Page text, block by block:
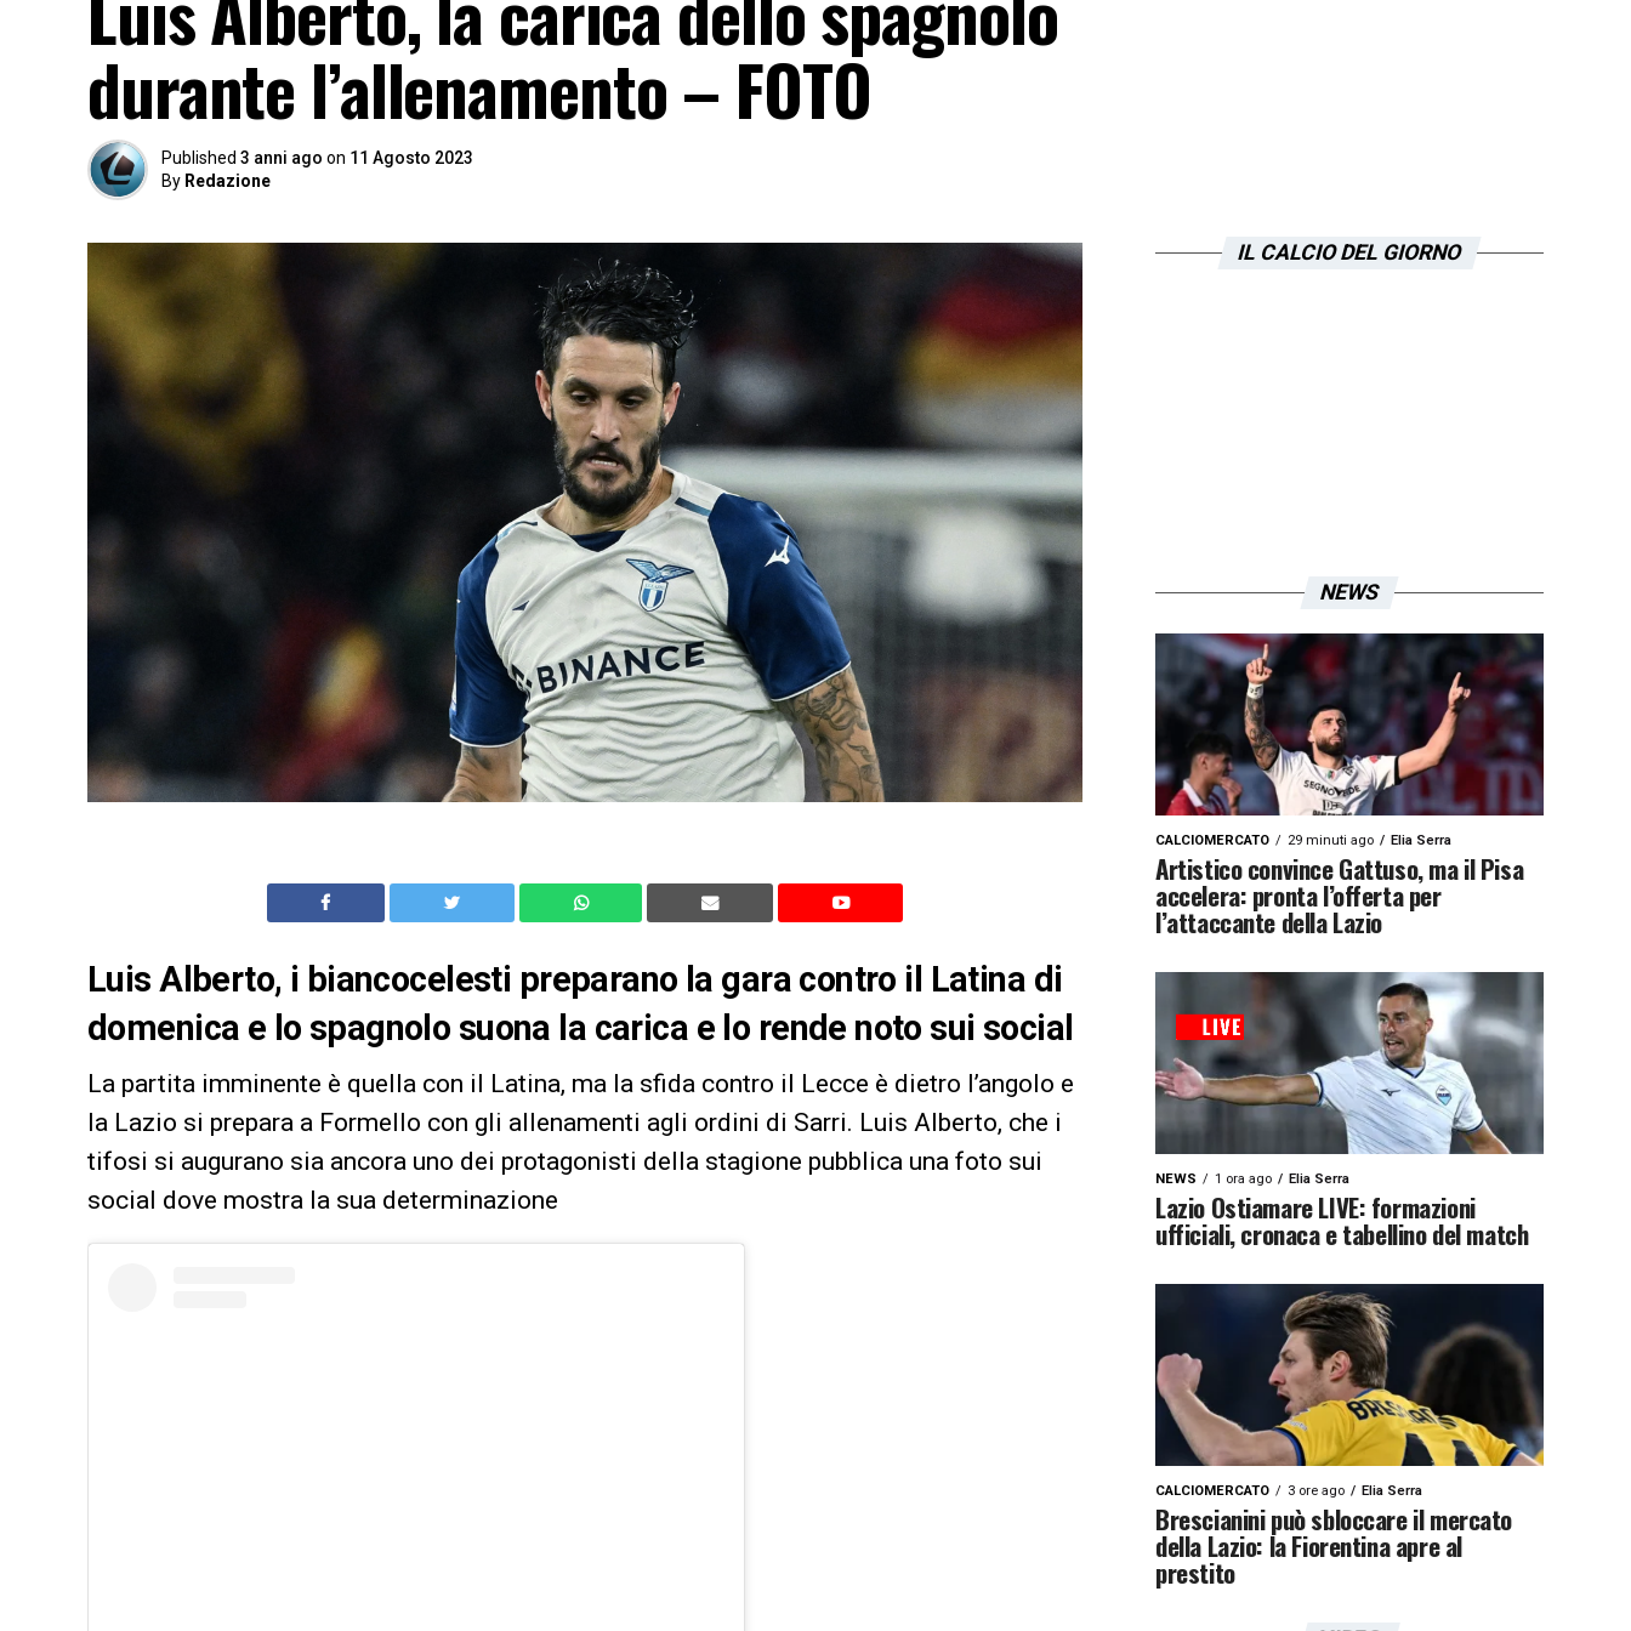
durante l’allenamento – FOTO
Published 3 anni ago on 11 Agosto 2023
By Redazione
Luis Alberto, i biancocelesti preparano la gara contro il Latina di
domenica e lo spagnolo suona la carica e lo rende noto sui social
La partita imminente è quella con il Latina, ma la sfida contro il Lecce è dietro l’angolo e
la Lazio si prepara a Formello con gli allenamenti agli ordini di Sarri. Luis Alberto, che i
tifosi si augurano sia ancora uno dei protagonisti della stagione pubblica una foto sui
social dove mostra la sua determinazione
IL CALCIO DEL GIORNO
NEWS
CALCIOMERCATO 29 minuti ago Elia Serra
Artistico convince Gattuso, ma il Pisa
accelera: pronta l’offerta per
l’attaccante della Lazio
NEWS 1 ora ago Elia Serra
Lazio Ostiamare LIVE: formazioni
ufficiali, cronaca e tabellino del match
CALCIOMERCATO 3 ore ago Elia Serra
Brescianini può sbloccare il mercato
della Lazio: la Fiorentina apre al
prestito